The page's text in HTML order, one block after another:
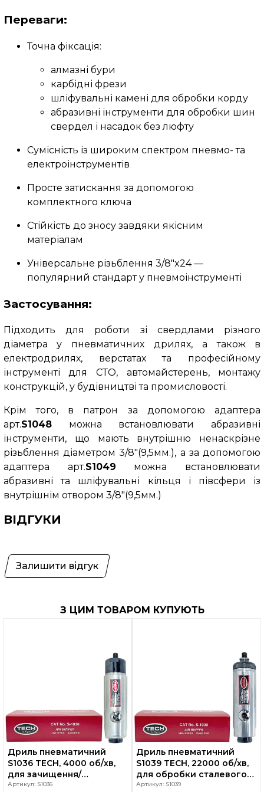
Переваги:
Точна фіксація:
алмазні бури
карбідні фрези
шліфувальні камені для обробки корду
абразивні інструменти для обробки шин
свердел і насадок без люфту
Сумісність із широким спектром пневмо- та
електроінструментів
Просте затискання за допомогою
комплектного ключа
Стійкість до зносу завдяки якісним
матеріалам
Універсальне різьблення 3/8"x24 —
популярний стандарт у пневмоінструменті
Застосування:
Підходить для роботи зі свердлами різного
діаметра у пневматичних дрилях, а також в
електродрилях, верстатах та професійному
інструменті для СТО, автомайстерень, монтажу
конструкцій, у будівництві та промисловості.
Крім того, в патрон за допомогою адаптера
арт.S1048можна встановлювати абразивні
інструменти, що мають внутрішню ненаскрізне
різьблення діаметром 3/8"(9,5мм.), а за допомогою
адаптера арт.S1049 можна встановлювати
абразивні та шліфувальні кільця і півсфери із
внутрішнім отвором 3/8"(9,5мм.)
ВІДГУКИ
Залишити відгук
З ЦИМ ТОВАРОМ КУПУЮТЬ
Дриль пневматичний
S1036 TECH, 4000 об/хв,
для зачищення/
шорохування шин що
Артикул: S1036
Дриль пневматичний
S1039 TECH, 22000 об/хв,
для обробки сталевого
корду (без патрона)
Артикул: S1039